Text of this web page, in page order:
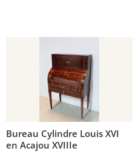
Bureau Cylindre Louis XVI
en Acajou XVIIIe